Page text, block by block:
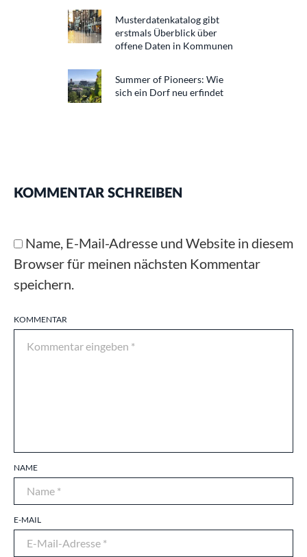
Musterdatenkatalog gibt
erstmals Überblick über
offene Daten in Kommunen
Summer of Pioneers: Wie
sich ein Dorf neu erfindet
KOMMENTAR SCHREIBEN
KOMMENTAR
NAME
E-MAIL
Name, E-Mail-Adresse und Website in diesem
Browser für meinen nächsten Kommentar
speichern.